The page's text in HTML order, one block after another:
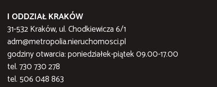
I ODDZIAŁ KRAKÓW
31-532 Kraków, ul. Chodkiewicza 6/1
adm@metropolia.nieruchomosci.pl
godziny otwarcia: poniedziałek-piątek 09.00-17.00
tel. 730 730 278
tel. 506 048 863